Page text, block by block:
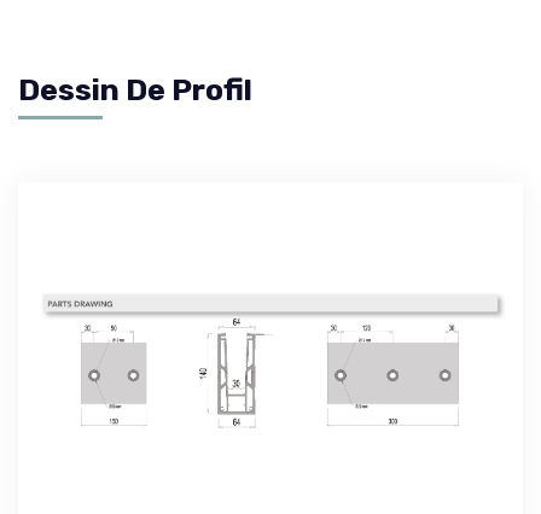
Dessin De Profil